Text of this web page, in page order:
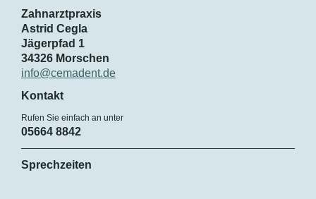
Zahnarztpraxis
Astrid Cegla
Jägerpfad 1
34326 Morschen
info@cemadent.de
Kontakt
Rufen Sie einfach an unter
05664 8842
Sprechzeiten